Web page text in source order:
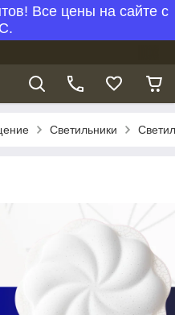
Все цены на сайте с
Светильники